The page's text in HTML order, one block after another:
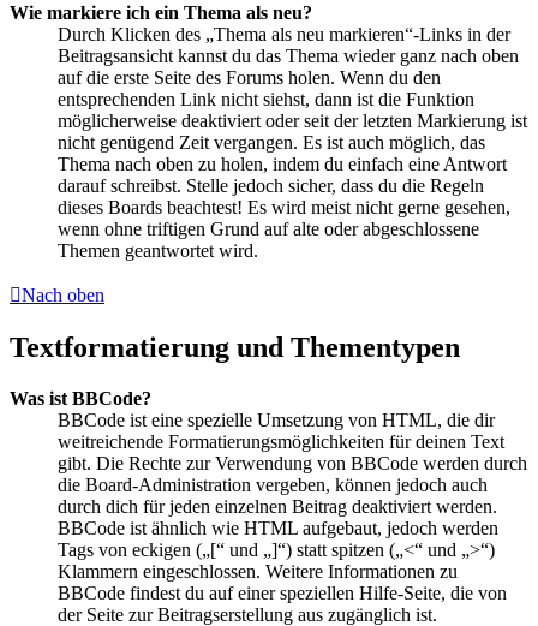
Wie markiere ich ein Thema als neu?
Durch Klicken des „Thema als neu markieren“-Links in der
Beitragsansicht kannst du das Thema wieder ganz nach oben
auf die erste Seite des Forums holen. Wenn du den
entsprechenden Link nicht siehst, dann ist die Funktion
möglicherweise deaktiviert oder seit der letzten Markierung ist
nicht genügend Zeit vergangen. Es ist auch möglich, das
Thema nach oben zu holen, indem du einfach eine Antwort
darauf schreibst. Stelle jedoch sicher, dass du die Regeln
dieses Boards beachtest! Es wird meist nicht gerne gesehen,
wenn ohne triftigen Grund auf alte oder abgeschlossene
Themen geantwortet wird.
Nach oben
Textformatierung und Thementypen
Was ist BBCode?
BBCode ist eine spezielle Umsetzung von HTML, die dir
weitreichende Formatierungsmöglichkeiten für deinen Text
gibt. Die Rechte zur Verwendung von BBCode werden durch
die Board-Administration vergeben, können jedoch auch
durch dich für jeden einzelnen Beitrag deaktiviert werden.
BBCode ist ähnlich wie HTML aufgebaut, jedoch werden
Tags von eckigen („[“ und „]“) statt spitzen („<“ und „>“)
Klammern eingeschlossen. Weitere Informationen zu
BBCode findest du auf einer speziellen Hilfe-Seite, die von
der Seite zur Beitragserstellung aus zugänglich ist.